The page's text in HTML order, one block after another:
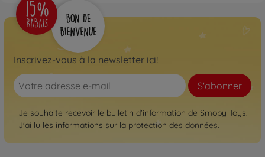
Inscrivez-vous à la newsletter ici!
S'abonner
Je souhaite recevoir le bulletin d'information de Smoby Toys.
J'ai lu les informations sur la protection des données.